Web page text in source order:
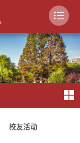
校友活动